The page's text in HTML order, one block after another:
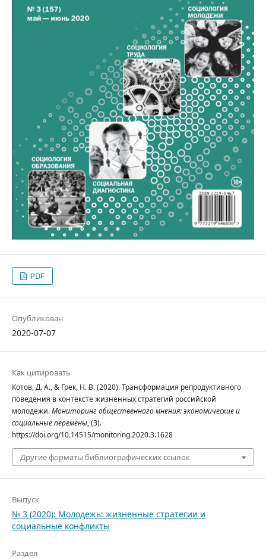
PDF
Опубликован
2020-07-07
Как цитировать
Котов, Д. А., & Грек, Н. В. (2020). Трансформация репродуктивного
поведения в контексте жизненных стратегий российской
молодежи.Мониторинг общественного мнения: экономические и
социальные перемены, (3).
https://doi.org/10.14515/monitoring.2020.3.1628
Другие форматы библиографических ссылок
Выпуск
№ 3 (2020): Молодежь: жизненные стратегии и
социальные конфликты
Раздел